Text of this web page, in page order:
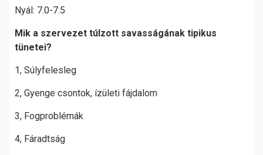
Nyál: 7.0-7.5
Mik a szervezet túlzott savasságának tipikus
tünetei?
1, Súlyfelesleg
2, Gyenge csontok, ízületi fájdalom
3, Fogproblémák
4, Fáradtság